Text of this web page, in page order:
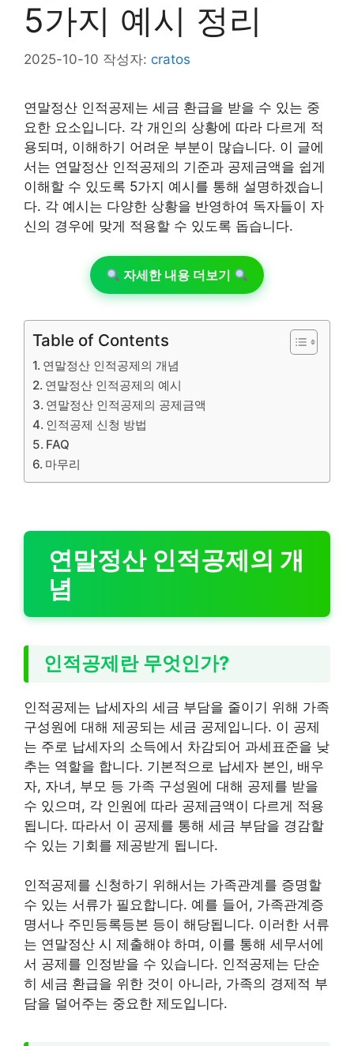
5가지 예시 정리
2025-10-10 작성자: cratos
연말정산 인적공제는 세금 환급을 받을 수 있는 중
요한 요소입니다. 각 개인의 상황에 따라 다르게 적
용되며, 이해하기 어려운 부분이 많습니다. 이 글에
서는 연말정산 인적공제의 기준과 공제금액을 쉽게
이해할 수 있도록 5가지 예시를 통해 설명하겠습니
다. 각 예시는 다양한 상황을 반영하여 독자들이 자
신의 경우에 맞게 적용할 수 있도록 돕습니다.
자세한 내용 더보기
Table of Contents
연말정산 인적공제의 개념
연말정산 인적공제의 예시
연말정산 인적공제의 공제금액
인적공제 신청 방법
FAQ
마무리
연말정산 인적공제의 개
념
인적공제란 무엇인가?
인적공제는 납세자의 세금 부담을 줄이기 위해 가족
구성원에 대해 제공되는 세금 공제입니다. 이 공제
는 주로 납세자의 소득에서 차감되어 과세표준을 낮
추는 역할을 합니다. 기본적으로 납세자 본인, 배우
자, 자녀, 부모 등 가족 구성원에 대해 공제를 받을
수 있으며, 각 인원에 따라 공제금액이 다르게 적용
됩니다. 따라서 이 공제를 통해 세금 부담을 경감할
수 있는 기회를 제공받게 됩니다.
인적공제를 신청하기 위해서는 가족관계를 증명할
수 있는 서류가 필요합니다. 예를 들어, 가족관계증
명서나 주민등록등본 등이 해당됩니다. 이러한 서류
는 연말정산 시 제출해야 하며, 이를 통해 세무서에
서 공제를 인정받을 수 있습니다. 인적공제는 단순
히 세금 환급을 위한 것이 아니라, 가족의 경제적 부
담을 덜어주는 중요한 제도입니다.